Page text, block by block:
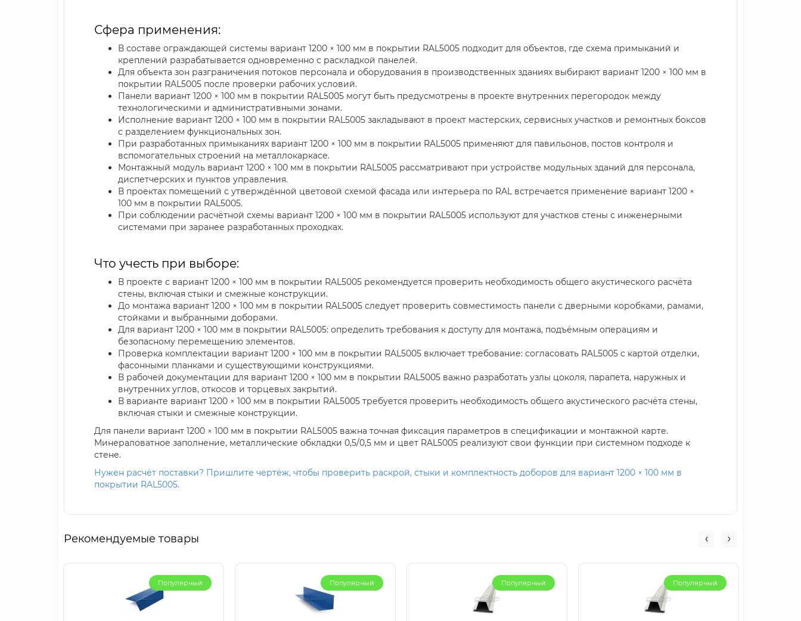
Сфера применения:
В составе ограждающей системы вариант 1200 × 100 мм в покрытии RAL5005 подходит для объектов, где схема примыканий и
креплений разрабатывается одновременно с раскладкой панелей.
Для объекта зон разграничения потоков персонала и оборудования в производственных зданиях выбирают вариант 1200 × 100 мм в
покрытии RAL5005 после проверки рабочих условий.
Панели вариант 1200 × 100 мм в покрытии RAL5005 могут быть предусмотрены в проекте внутренних перегородок между
технологическими и административными зонами.
Исполнение вариант 1200 × 100 мм в покрытии RAL5005 закладывают в проект мастерских, сервисных участков и ремонтных боксов
с разделением функциональных зон.
При разработанных примыканиях вариант 1200 × 100 мм в покрытии RAL5005 применяют для павильонов, постов контроля и
вспомогательных строений на металлокаркасе.
Монтажный модуль вариант 1200 × 100 мм в покрытии RAL5005 рассматривают при устройстве модульных зданий для персонала,
диспетчерских и пунктов управления.
В проектах помещений с утверждённой цветовой схемой фасада или интерьера по RAL встречается применение вариант 1200 ×
100 мм в покрытии RAL5005.
При соблюдении расчётной схемы вариант 1200 × 100 мм в покрытии RAL5005 используют для участков стены с инженерными
системами при заранее разработанных проходках.
Что учесть при выборе:
В проекте с вариант 1200 × 100 мм в покрытии RAL5005 рекомендуется проверить необходимость общего акустического расчёта
стены, включая стыки и смежные конструкции.
До монтажа вариант 1200 × 100 мм в покрытии RAL5005 следует проверить совместимость панели с дверными коробками, рамами,
стойками и выбранными доборами.
Для вариант 1200 × 100 мм в покрытии RAL5005: определить требования к доступу для монтажа, подъёмным операциям и
безопасному перемещению элементов.
Проверка комплектации вариант 1200 × 100 мм в покрытии RAL5005 включает требование: согласовать RAL5005 с картой отделки,
фасонными планками и существующими конструкциями.
В рабочей документации для вариант 1200 × 100 мм в покрытии RAL5005 важно разработать узлы цоколя, парапета, наружных и
внутренних углов, откосов и торцевых закрытий.
В варианте вариант 1200 × 100 мм в покрытии RAL5005 требуется проверить необходимость общего акустического расчёта стены,
включая стыки и смежные конструкции.
Для панели вариант 1200 × 100 мм в покрытии RAL5005 важна точная фиксация параметров в спецификации и монтажной карте.
Минераловатное заполнение, металлические обкладки 0,5/0,5 мм и цвет RAL5005 реализуют свои функции при системном подходе к
стене.
Нужен расчёт поставки? Пришлите чертёж, чтобы проверить раскрой, стыки и комплектность доборов для вариант 1200 × 100 мм в
покрытии RAL5005.
Рекомендуемые товары
Популярный Популярный Популярный Популярный